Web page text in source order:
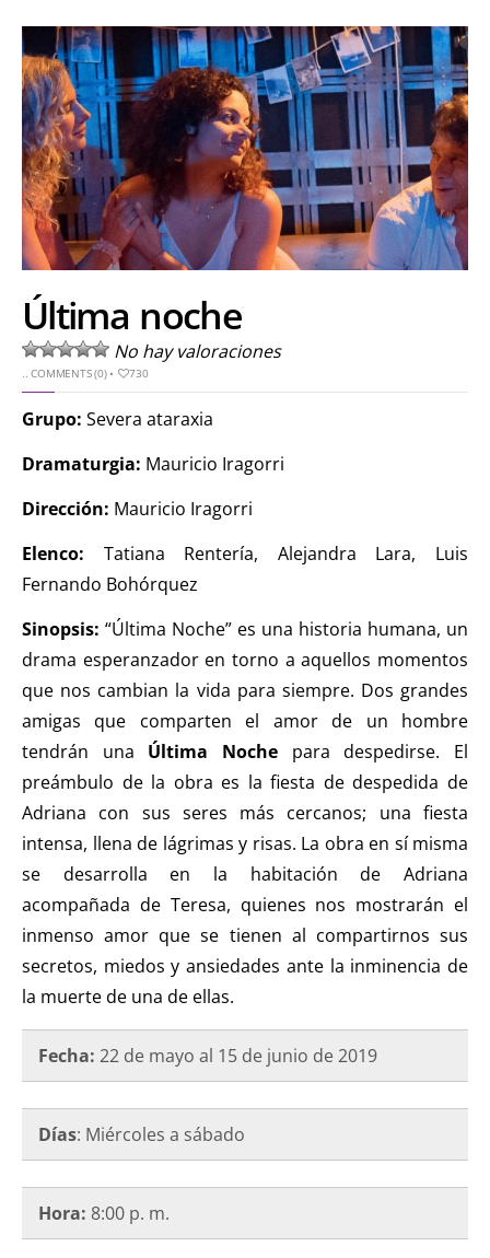
Última noche
No hay valoraciones
..COMMENTS (0)• 730
Grupo: Severa ataraxia
Dramaturgia: Mauricio Iragorri
Dirección: Mauricio Iragorri
Elenco: Tatiana Rentería, Alejandra Lara, Luis
Fernando Bohórquez
Sinopsis: “Última Noche” es una historia humana, un
drama esperanzador en torno a aquellos momentos
que nos cambian la vida para siempre. Dos grandes
amigas que comparten el amor de un hombre
tendrán una Última Noche para despedirse. El
preámbulo de la obra es la fiesta de despedida de
Adriana con sus seres más cercanos; una fiesta
intensa, llena de lágrimas y risas. La obra en sí misma
se desarrolla en la habitación de Adriana
acompañada de Teresa, quienes nos mostrarán el
inmenso amor que se tienen al compartirnos sus
secretos, miedos y ansiedades ante la inminencia de
la muerte de una de ellas.
Fecha: 22 de mayo al 15 de junio de 2019
Días: Miércoles a sábado
Hora: 8:00 p. m.